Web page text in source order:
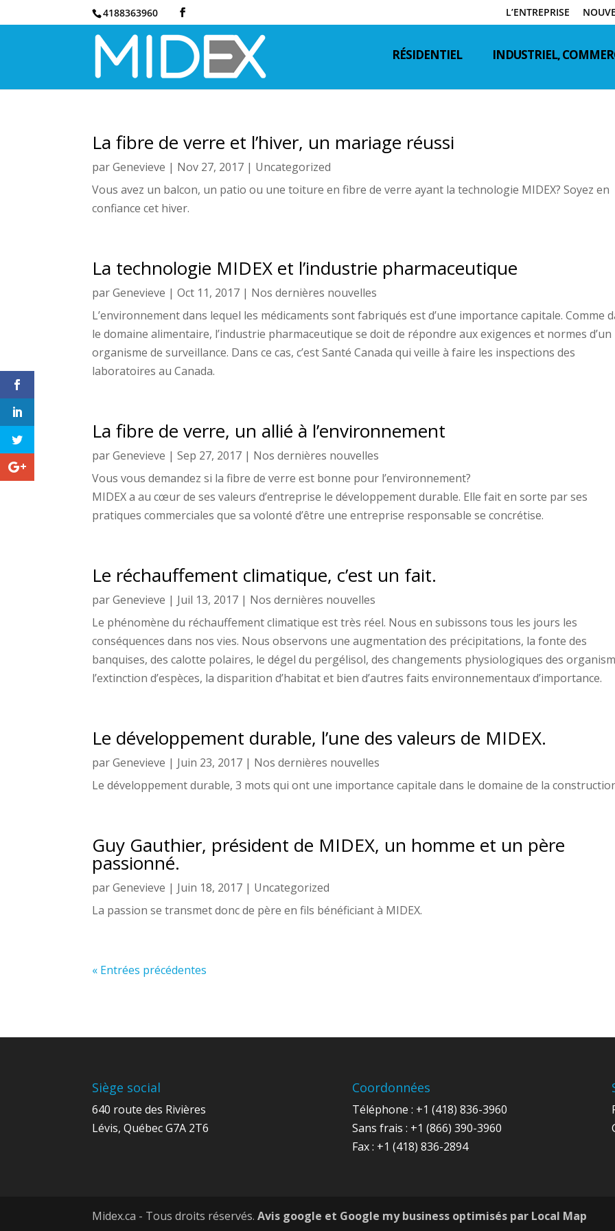
4188363960 L’ENTREPRISE
RÉSIDENTIEL INDUSTRIEL,
La fibre de verre et l’hiver, un mariage réussi
parGenevieve | Nov 27, 2017 | Uncategorized
Vous avez un balcon, un patio ou une toiture en fibre de verre ayant la technologie MIDEX? Soyez en
confiance cet hiver.
La technologie MIDEX et l’industrie pharmaceutique
parGenevieve |Oct 11, 2017 | Nos dernières nouvelles
L’environnement dans lequel les médicaments sont fabriqués est d’une importance capitale. Comme
le domaine alimentaire, l’industrie pharmaceutique se doit de répondre aux exigences et normes d’un
organisme de surveillance. Dans ce cas, c’est Santé Canada qui veille à faire les inspections des
laboratoires au Canada.
La fibre de verre, un allié à l’environnement
parGenevieve |Sep 27, 2017 | Nos dernières nouvelles
Vous vous demandez si la fibre de verre est bonne pour l’environnement?
MIDEX a au cœur de ses valeurs d’entreprise le développement durable. Elle fait en sorte par ses
pratiques commerciales que sa volonté d’être une entreprise responsable se concrétise.
Le réchauffement climatique, c’est un fait.
parGenevieve | Juil 13, 2017 | Nos dernières nouvelles
Le phénomène du réchauffement climatique est très réel. Nous en subissons tous les jours les
conséquences dans nos vies. Nous observons une augmentation des précipitations, la fonte des
banquises, des calotte polaires, le dégel du pergélisol, des changements physiologiques des
l’extinction d’espèces, la disparition d’habitat et bien d’autres faits environnementaux d’importance.
Le développement durable, l’une des valeurs de MIDEX.
parGenevieve | Juin 23, 2017 | Nos dernières nouvelles
Le développement durable, 3 mots qui ont une importance capitale dans le domaine de la
Guy Gauthier, président de MIDEX, un homme et un père
passionné.
parGenevieve | Juin 18, 2017 | Uncategorized
La passion se transmet donc de père en fils bénéficiant à MIDEX.
« Entrées précédentes
Siège social
640 route des Rivières
Lévis, Québec G7A 2T6
Coordonnées
Téléphone : +1 (418) 836-3960
Sans frais : +1 (866) 390-3960
Fax : +1 (418) 836-2894
Midex.ca - Tous droits réservés.Avis google et Google my business optimisés par Local Map